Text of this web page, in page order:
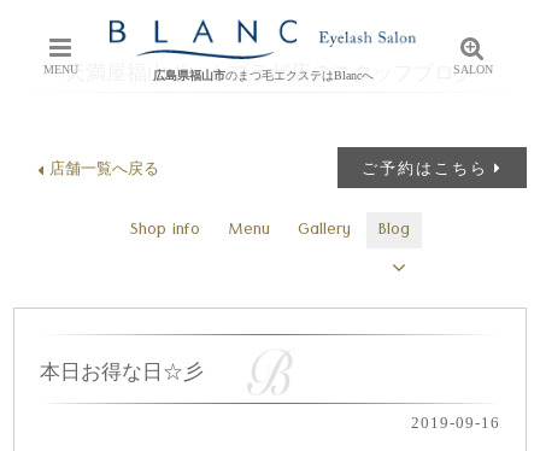
MENU 広島県福山市のまつ毛エクステはBlancへ SALON
天満屋福山ポートプラザ店のスタッフブログ
ご予約はこちら
店舗一覧へ戻る
Shop info Menu Gallery Blog
本日お得な日☆彡
2019-09-16